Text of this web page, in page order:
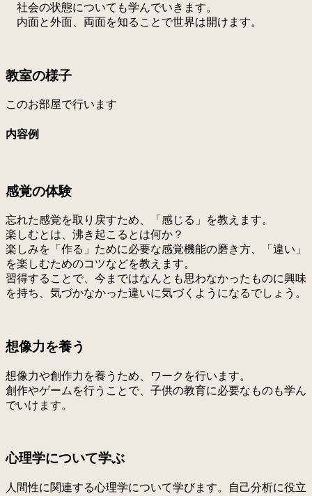
社会の状態についても学んでいきます。
内面と外面、両面を知ることで世界は開けます。
教室の様子
このお部屋で行います
内容例
感覚の体験
忘れた感覚を取り戻すため、「感じる」を教えます。
楽しむとは、沸き起こるとは何か？
楽しみを「作る」ために必要な感覚機能の磨き方、「違い」
を楽しむためのコツなどを教えます。
習得することで、今まではなんとも思わなかったものに興味
を持ち、気づかなかった違いに気づくようになるでしょう。
想像力を養う
想像力や創作力を養うため、ワークを行います。
創作やゲームを行うことで、子供の教育に必要なものも学ん
でいけます。
心理学について学ぶ
人間性に関連する心理学について学びます。自己分析に役立